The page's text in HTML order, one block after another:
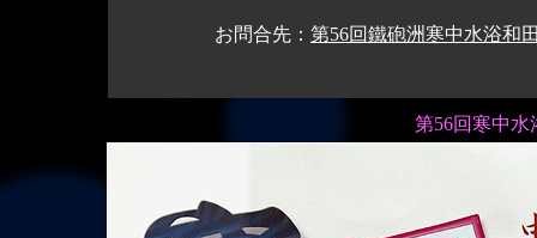
お問合先： 第56回鐵砲洲寒中水浴和
第56回寒中